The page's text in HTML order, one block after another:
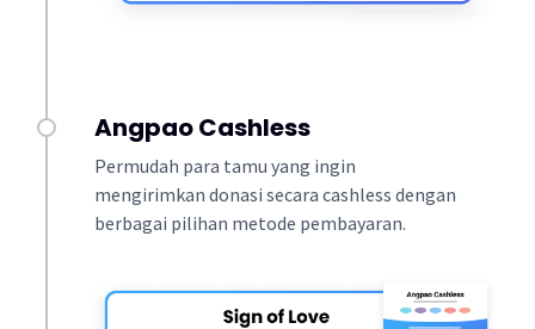
Angpao Cashless
Permudah para tamu yang ingin
mengirimkan donasi secara cashless dengan
berbagai pilihan metode pembayaran.